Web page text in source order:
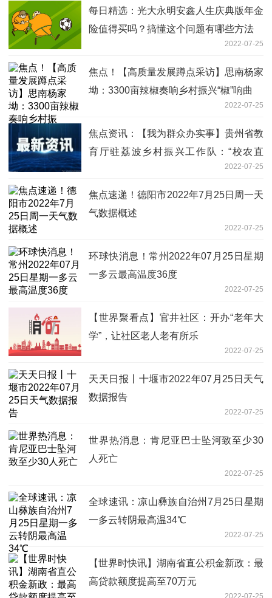
每日精选：光大永明安鑫人生庆典版年金
险值得买吗？搞懂这个问题有哪些方法
2022-07-25
焦点！【高质量发展蹲点采访】思南杨家
坳：3300亩辣椒奏响乡村振兴“椒”响曲
2022-07-25
焦点资讯：【我为群众办实事】贵州省教
育厅驻荔波乡村振兴工作队：“校农直
2022-07-25
焦点速递！德阳市2022年7月25日周一天
气数据概述
2022-07-25
环球快消息！常州2022年07月25日星期
一多云最高温度36度
2022-07-25
【世界聚看点】官井社区：开办“老年大
学”，让社区老人老有所乐
2022-07-25
天天日报丨十堰市2022年07月25日天气
数据报告
2022-07-25
世界热消息：肯尼亚巴士坠河致至少30
人死亡
2022-07-25
全球速讯：凉山彝族自治州7月25日星期
一多云转阴最高温34℃
2022-07-25
【世界时快讯】湖南省直公积金新政：最
高贷款额度提高至70万元
2022-07-25